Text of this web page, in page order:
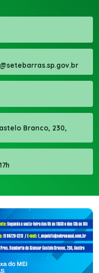
Branco, 230,